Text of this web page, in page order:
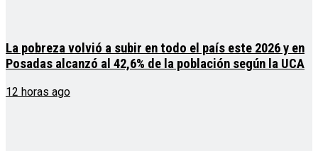
La pobreza volvió a subir en todo el país este 2026 y en
Posadas alcanzó al 42,6% de la población según la UCA
12 horas ago